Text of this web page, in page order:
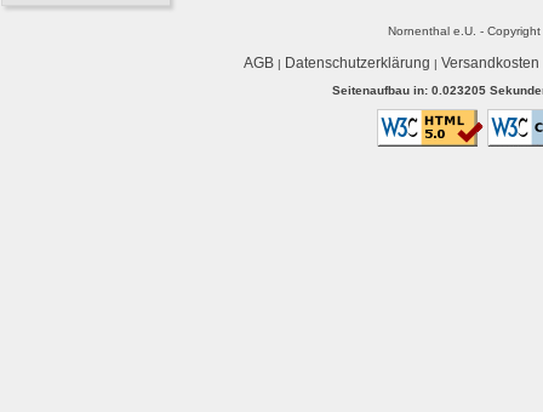
Nornenthal e.U. -
AGB| Datenschutzerklärung | Versandkosten
Seitenaufbau in: 0.023205